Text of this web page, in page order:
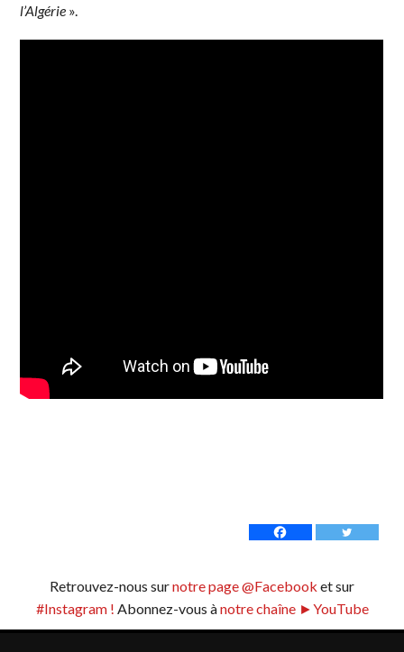
l’Algérie ».
Retrouvez-nous surnotre page @Facebook et sur
#Instagram ! Abonnez-vous ànotre chaîne ►YouTube